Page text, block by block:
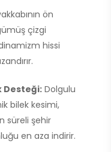
ön
çizgi
hissi
Desteği:Dolgulu
bilek kesimi,
süreli şehir
en aza indirir.